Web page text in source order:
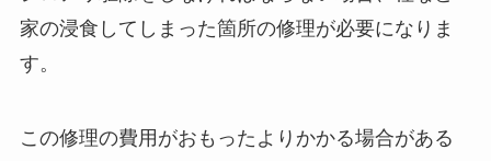
家の浸食してしまった箇所の修理が必要になりま
す。
この修理の費用がおもったよりかかる場合がある